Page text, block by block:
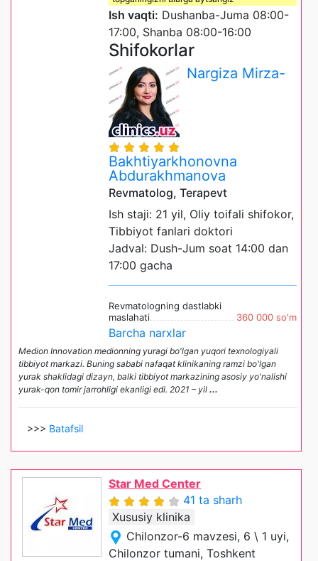
Ish vaqti: Dushanba-Juma 08:00-
17:00, Shanba 08:00-16:00
Shifokorlar
Nargiza Mirza-
Bakhtiyarkhonovna
Abdurakhmanova
Revmatolog, Terapevt
Ish staji: 21 yil, Oliy toifali shifokor,
Tibbiyot fanlari doktori
Jadval: Dush-Jum soat 14:00 dan
17:00 gacha
Revmatologning dastlabki
maslahati
360 000 so'm
Barcha narxlar
Medion Innovation medionning yuragi bo'lgan yuqori texnologiyali
tibbiyot markazi. Buning sababi nafaqat klinikaning ramzi bo'lgan
yurak shaklidagi dizayn, balki tibbiyot markazining asosiy yo'nalishi
yurak-qon tomir jarrohligi ekanligi edi. 2021 – yil ...
>>> Batafsil
Star Med Center
41 ta sharh
Xususiy klinika
Chilonzor-6 mavzesi, 6 \ 1 uyi,
Chilonzor tumani, Toshkent